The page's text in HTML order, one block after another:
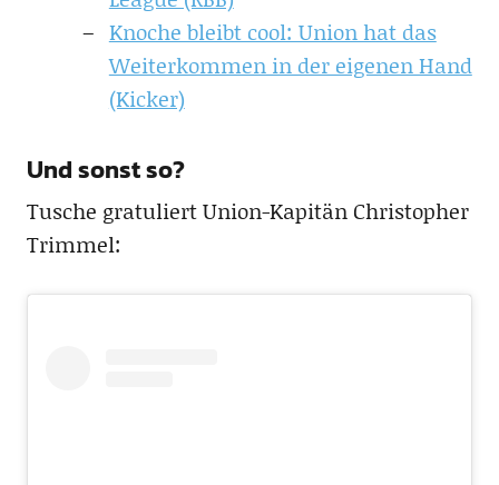
Knoche bleibt cool: Union hat das
Weiterkommen in der eigenen Hand
(Kicker)
Und sonst so?
Tusche gratuliert Union-Kapitän Christopher
Trimmel: